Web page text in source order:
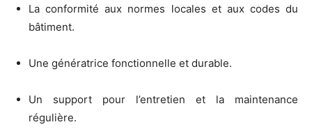
La conformité aux normes locales et aux codes du
bâtiment.
Une génératrice fonctionnelle et durable.
Un support pour l’entretien et la maintenance
régulière.